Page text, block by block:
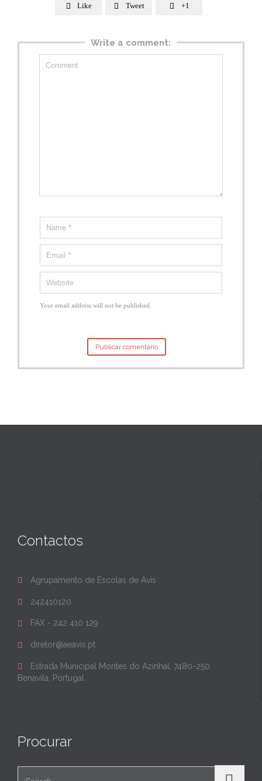
 Like  Tweet  +1
Write a comment:
Your email address will not be published.
Contactos
 Agrupamento de Escolas de Avis
 242410120
 FAX - 242 410 129
 diretor@aeavis.pt

Estrada Municipal Montes do Azinhal, 7480-250
Benavila, Portugal
Procurar